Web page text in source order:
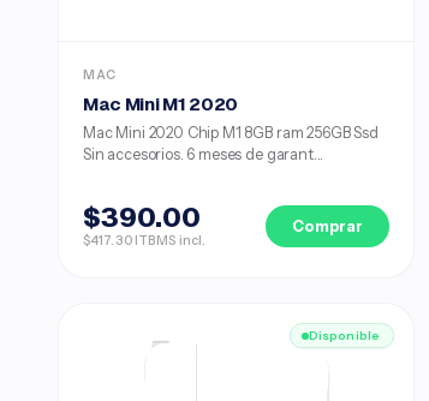
MAC
Mac Mini M1 2020
Mac Mini 2020 Chip M1 8GB ram 256GB Ssd
Sin accesorios. 6 meses de garant...
$390.00
$417.30 ITBMS incl.
Comprar
Disponible